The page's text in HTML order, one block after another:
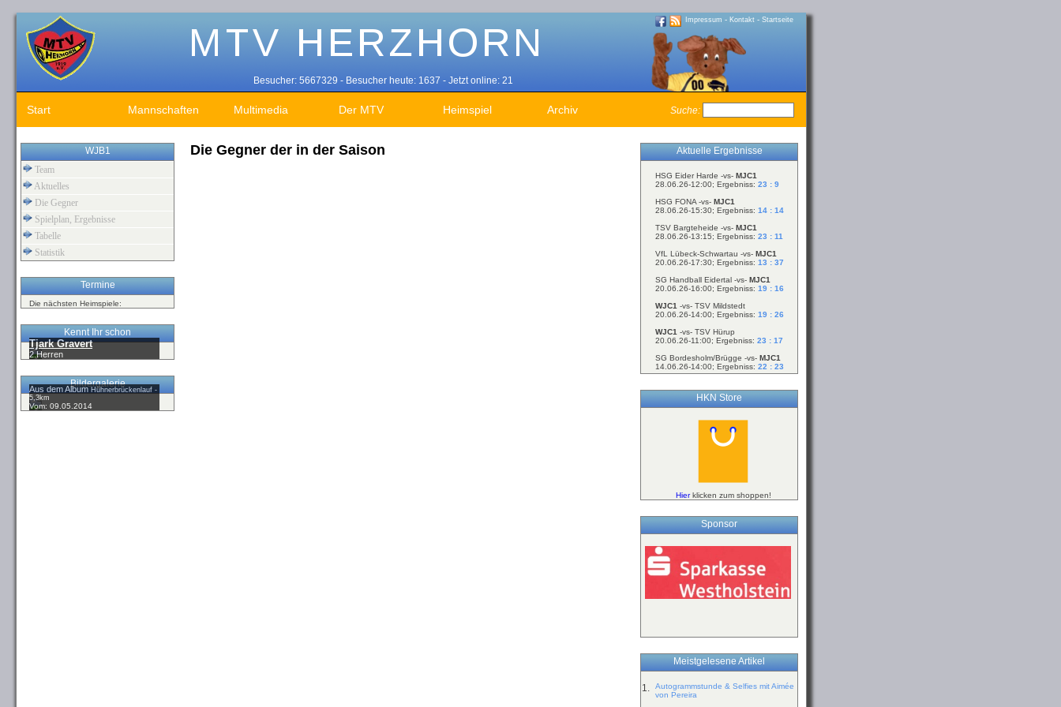
Impressum - Kontakt - Startseite
Besucher: 5667329 - Besucher heute: 1637 - Jetzt online: 21
Start Mannschaften Multimedia Der MTV Heimspiel Archiv Suche:
WJB1
Team
Aktuelles
Die Gegner
Spielplan, Ergebnisse
Tabelle
Statistik
Termine
Die nächsten Heimspiele:
Kennt Ihr schon
Tjark Gravert
2.Herren
Bildergalerie
Aus dem AlbumHühnerbrückenlauf -
5,3km
Vom: 09.05.2014
Die Gegner der in der Saison Aktuelle Ergebnisse
HSG Eider Harde -vs- MJC1
28.06.26-12:00; Ergebniss: 23 : 9
HSG FONA -vs- MJC1
28.06.26-15:30; Ergebniss: 14 : 14
TSV Bargteheide -vs- MJC1
28.06.26-13:15; Ergebniss: 23 : 11
VfL Lübeck-Schwartau -vs- MJC1
20.06.26-17:30; Ergebniss: 13 : 37
SG Handball Eidertal -vs- MJC1
20.06.26-16:00; Ergebniss: 19 : 16
WJC1 -vs- TSV Mildstedt
20.06.26-14:00; Ergebniss: 19 : 26
WJC1 -vs- TSV Hürup
20.06.26-11:00; Ergebniss: 23 : 17
SG Bordesholm/Brügge -vs- MJC1
14.06.26-14:00; Ergebniss: 22 : 23
HKN Store
Hierklicken zum shoppen!
Sponsor
Meistgelesene Artikel
1.
Autogrammstunde & Selfies mit Aimée
von Pereira